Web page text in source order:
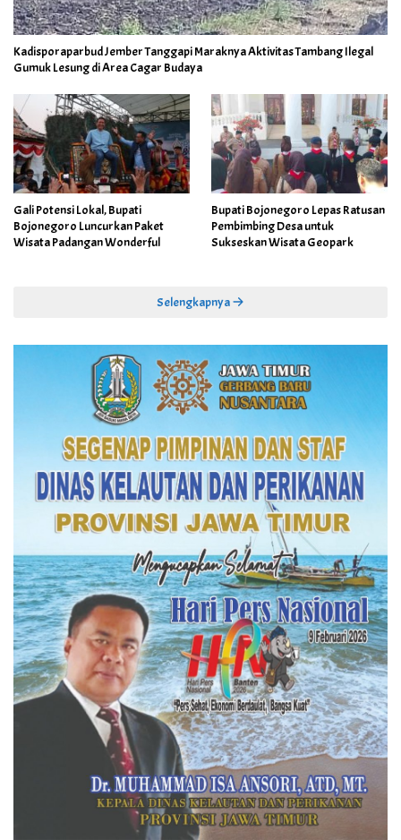
Kadisporaparbud Jember Tanggapi Maraknya Aktivitas Tambang Ilegal
Gumuk Lesung di Area Cagar Budaya
Gali Potensi Lokal, Bupati
Bojonegoro Luncurkan Paket
Wisata Padangan Wonderful
Bupati Bojonegoro Lepas Ratusan
Pembimbing Desa untuk
Sukseskan Wisata Geopark
Selengkapnya